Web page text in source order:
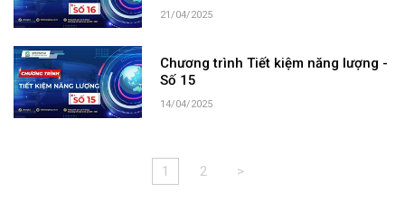
21/04/2025
Chương trình Tiết kiệm năng lượng -
Số 15
14/04/2025
1 2 >